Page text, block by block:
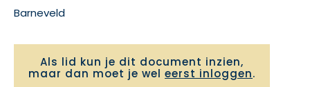
Barneveld
Als lid kun je dit document inzien,
maar dan moet je wel eerst inloggen.